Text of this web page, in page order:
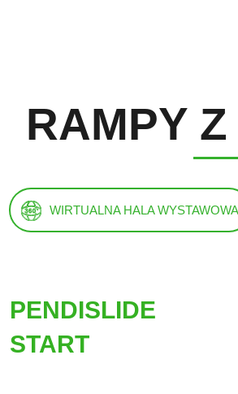
RAMPY
WIRTUALNA HALA WYSTAWOWA
PENDISLIDE
START